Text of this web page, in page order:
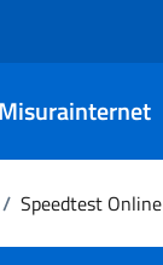
Misurainternet
/ Speedtest Online